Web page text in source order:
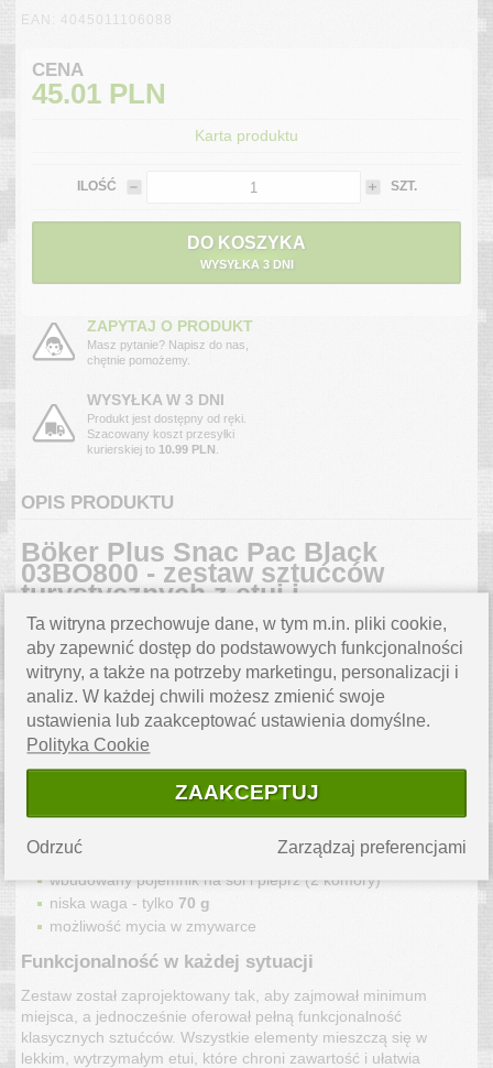
EAN: 4045011106088
CENA
45.01 PLN
Karta produktu
ILOŚĆ SZT.
DO KOSZYKA
WYSYŁKA 3 DNI
ZAPYTAJ O PRODUKT
Masz pytanie? Napisz do nas,
chętnie pomożemy.
WYSYŁKA W 3 DNI
Produkt jest dostępny od ręki.
Szacowany koszt przesyłki
kurierskiej to 10.99 PLN
OPIS PRODUKTU
Böker Plus Snac Pac Black
03BO800 - zestaw sztućców
turystycznych z etui i
pojemnikiem na przyprawy
Böker Plus Snac Pac Blackto kompaktowy i praktyczny zestaw
sztućców turystycznych, stworzony z myślą o wygodnym
spożywaniu posiłków w podróży. Lekki, funkcjonalny i łatwy do
przenoszenia - idealnie sprawdzi się podczas wyjazdów,
biwaków oraz codziennego użytkowania poza domem.
Najważniejsze cechy
kompaktowe etui z tworzywa
polipropylenowego
wbudowany pojemnik na sól i pieprz (2 komory)
niska waga - tylko70 g
możliwość mycia w zmywarce
Funkcjonalność w każdej sytuacji
Zestaw został zaprojektowany tak, aby zajmował minimum
miejsca, a jednocześnie oferował pełną funkcjonalność
klasycznych sztućców. Wszystkie elementy mieszczą się w
lekkim, wytrzymałym etui, które chroni zawartość i ułatwia
Ta witryna przechowuje dane, w tym m.in. pliki cookie,
aby zapewnić dostęp do podstawowych funkcjonalności
witryny, a także na potrzeby marketingu, personalizacji i
analiz. W każdej chwili możesz zmienić swoje
ustawienia lub zaakceptować ustawienia domyślne.
Polityka Cookie
ZAAKCEPTUJ
Zarządzaj preferencjami
Odrzuć